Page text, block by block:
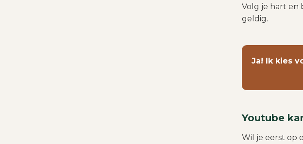
Volg je hart en
geldig.
Ja! Ik kies
Youtube
Wil je eerst op